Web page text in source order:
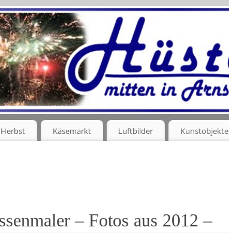
Käsemarkt Luftbilder Kunstobjekte
– Fotos aus 2012 –